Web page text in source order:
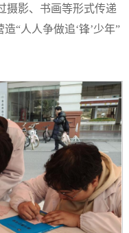
摄影、书画等形式传递
“人人争做追‘锋’少年”